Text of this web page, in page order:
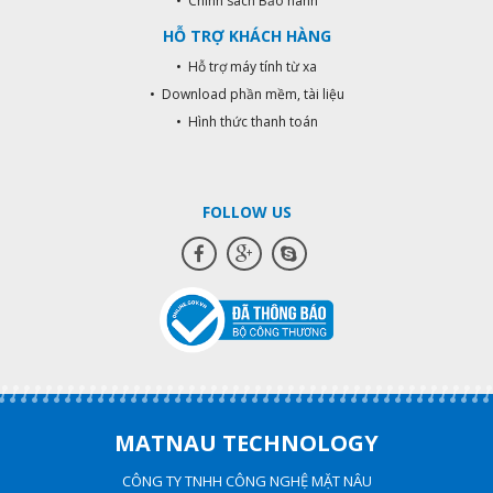
HỖ TRỢ KHÁCH HÀNG
• Hỗ trợ máy tính từ xa
• Download phần mềm, tài liệu
• Hình thức thanh toán
FOLLOW US
MATNAU TECHNOLOGY
CÔNG TY TNHH CÔNG NGHỆ MẶT NÂU